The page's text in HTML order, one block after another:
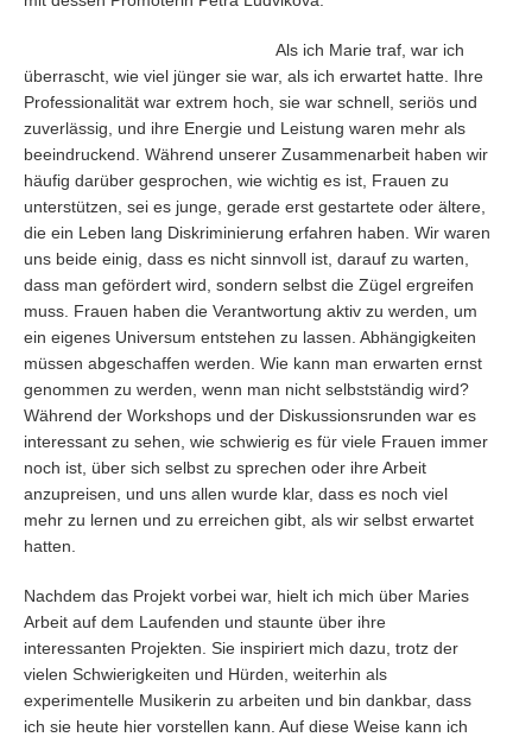
Als ich Marie traf, war ich
überrascht, wie viel jünger sie war, als ich erwartet hatte. Ihre
Professionalität war extrem hoch, sie war schnell, seriös und
zuverlässig, und ihre Energie und Leistung waren mehr als
beeindruckend. Während unserer Zusammenarbeit haben wir
häufig darüber gesprochen, wie wichtig es ist, Frauen zu
unterstützen, sei es junge, gerade erst gestartete oder ältere,
die ein Leben lang Diskriminierung erfahren haben. Wir waren
uns beide einig, dass es nicht sinnvoll ist, darauf zu warten,
dass man gefördert wird, sondern selbst die Zügel ergreifen
muss. Frauen haben die Verantwortung aktiv zu werden, um
ein eigenes Universum entstehen zu lassen. Abhängigkeiten
müssen abgeschaffen werden. Wie kann man erwarten ernst
genommen zu werden, wenn man nicht selbstständig wird?
Während der Workshops und der Diskussionsrunden war es
interessant zu sehen, wie schwierig es für viele Frauen immer
noch ist, über sich selbst zu sprechen oder ihre Arbeit
anzupreisen, und uns allen wurde klar, dass es noch viel
mehr zu lernen und zu erreichen gibt, als wir selbst erwartet
hatten.
Nachdem das Projekt vorbei war, hielt ich mich über Maries
Arbeit auf dem Laufenden und staunte über ihre
interessanten Projekten. Sie inspiriert mich dazu, trotz der
vielen Schwierigkeiten und Hürden, weiterhin als
experimentelle Musikerin zu arbeiten und bin dankbar, dass
ich sie heute hier vorstellen kann. Auf diese Weise kann ich